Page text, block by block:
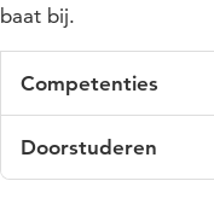
baat bij.
Competenties
ontspannende
structuren.
Doorstuderen